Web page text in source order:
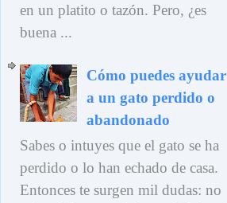
en un platito o tazón. Pero, ¿es
buena ...
Cómo puedes ayudar
a un gato perdido o
abandonado
Sabes o intuyes que el gato se ha
perdido o lo han echado de casa.
Entonces te surgen mil dudas: no